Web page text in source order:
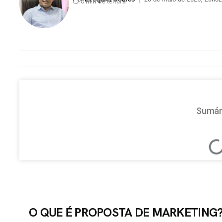
O QUE É PROPOSTA DE